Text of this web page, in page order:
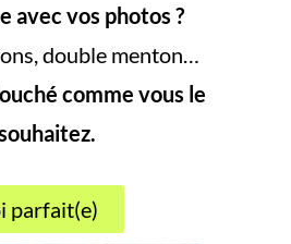
avec vos photos ?
double menton…
comme vous le
parfait(e)